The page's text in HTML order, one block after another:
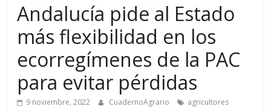
Andalucía pide al Estado
más flexibilidad en los
ecorregímenes de la PAC
para evitar pérdidas
9 noviembre, 2022 CuadernoAgrario
agricultores